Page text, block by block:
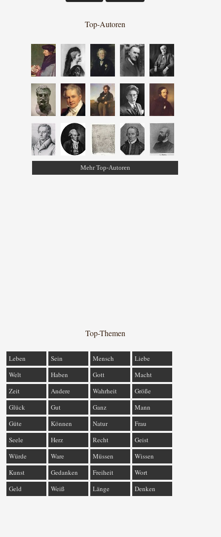
Top-Autoren
Mehr Top-Autoren
Top-Themen
Leben Sein Mensch
Liebe
Welt
Haben Gott
Macht
Zeit
Andere Wahrheit
Größe
Glück
Gut Ganz
Mann
Güte
Können Natur
Frau
Seele
Herz Recht
Geist
Würde
Ware Müssen
Wissen
Kunst
Gedanken Freiheit
Wort
Geld
Weiß Länge Denken